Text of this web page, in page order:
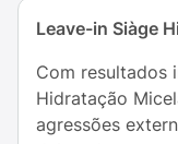
Leave-in Siàge
Com resultados
Hidratação
agressões